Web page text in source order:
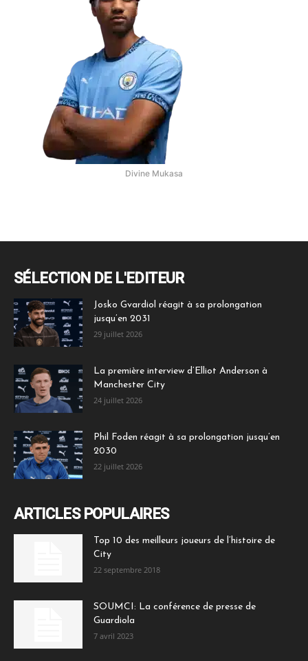
Divine Mukasa
SÉLECTION DE L'EDITEUR
Josko Gvardiol réagit à sa prolongation
jusqu’en 2031
29 juillet 2026
La première interview d’Elliot Anderson à
Manchester City
24 juillet 2026
Phil Foden réagit à sa prolongation jusqu’en
2030
22 juillet 2026
ARTICLES POPULAIRES
Top 10 des meilleurs joueurs de l’histoire de
City
22 septembre 2018
SOUMCI: La conférence de presse de
Guardiola
7 avril 2023